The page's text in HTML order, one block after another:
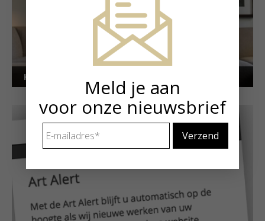
Kunstuitleen voor particulieren
Meld je aan
voor onze nieuwsbrief
mailadres *